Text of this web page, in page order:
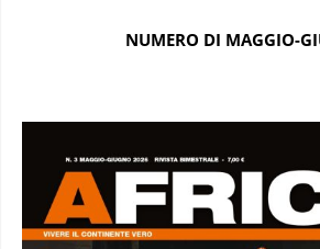
NUMERO DI MAGGIO-